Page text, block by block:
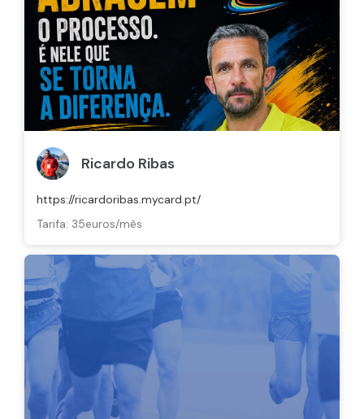
Ricardo Ribas
https://ricardoribas.mycard.pt/
Tarifa: 35euros/mês